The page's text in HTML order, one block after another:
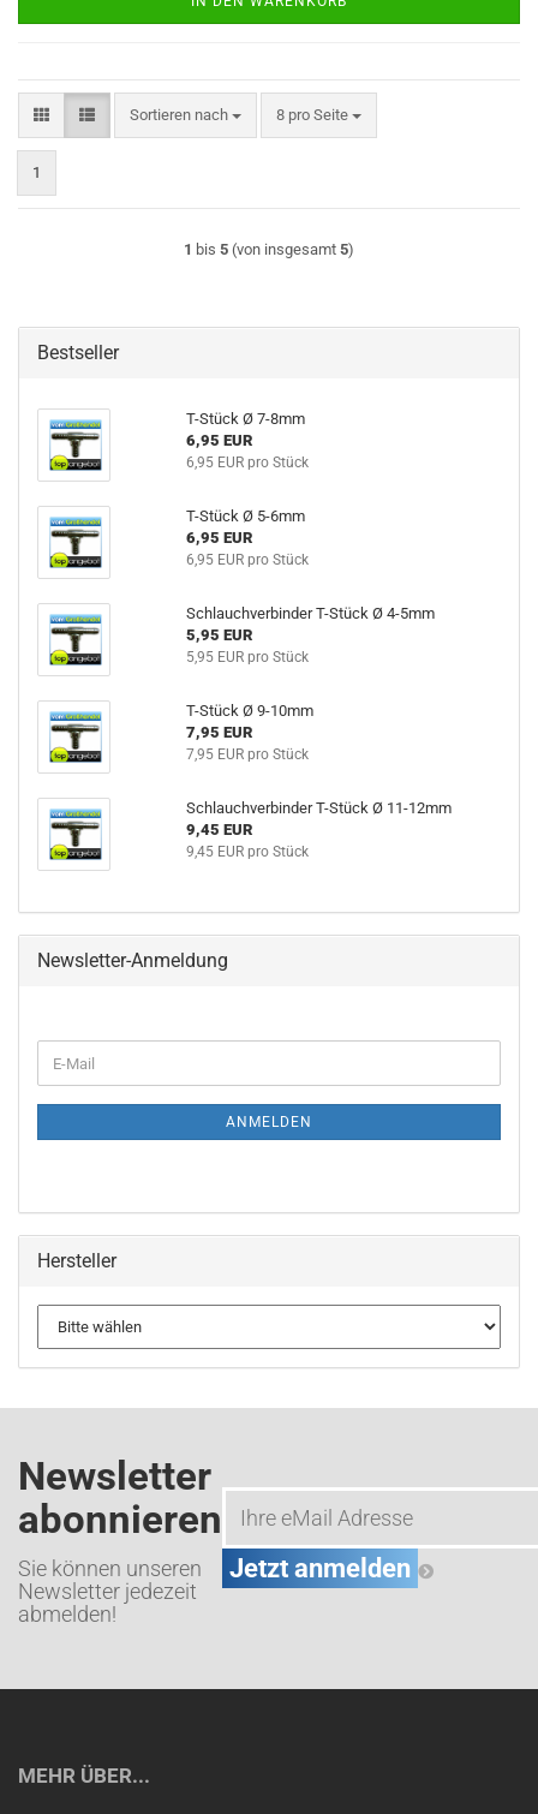
Sortieren nach
Sortieren nach 8 pro Seite
pro Seite
1
1 bis 5 (von insgesamt 5)
Bestseller
T-Stück Ø 7-8mm
6,95 EUR
6,95 EUR pro Stück
T-Stück Ø 5-6mm
6,95 EUR
6,95 EUR pro Stück
Schlauchverbinder T-Stück Ø 4-5mm
5,95 EUR
5,95 EUR pro Stück
T-Stück Ø 9-10mm
7,95 EUR
7,95 EUR pro Stück
Schlauchverbinder T-Stück Ø 11-12mm
9,45 EUR
9,45 EUR pro Stück
Newsletter-Anmeldung
ZUR
E-
Mail
ANMELDEN
Hersteller
Newsletter
abonnieren
Sie können unseren
Newsletter jedezeit
abmelden!
MEHR ÜBER...